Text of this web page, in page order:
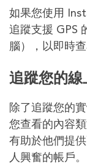
如果您使用
追蹤支援 GPS
腦），以即時查
追蹤您的線
除了追蹤您的
您查看的內容
有助於他們提
人興奮的帳戶。